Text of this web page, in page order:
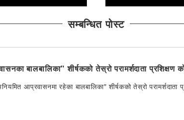
सम्बन्धित पोस्ट
बालबालिका" शीर्षकको तेस्रो परामर्शदाता प्रशिक्षण
आप्रवासनमा रहेका बालबालिका" शीर्षकको तेस्रो परामर्शदाता